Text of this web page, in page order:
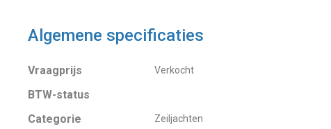
Algemene specificaties
Vraagprijs Verkocht
BTW-status
Categorie
Zeiljachten